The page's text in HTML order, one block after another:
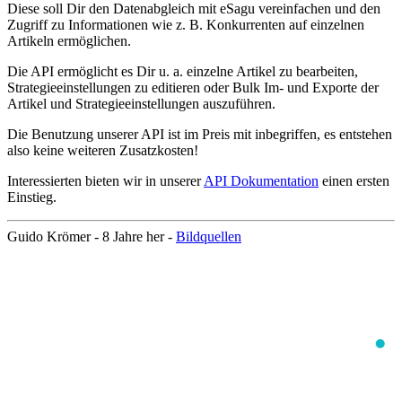
Diese soll Dir den Datenabgleich mit eSagu vereinfachen und den
Zugriff zu Informationen wie z. B. Konkurrenten auf einzelnen
Artikeln ermöglichen.
Die API ermöglicht es Dir u. a. einzelne Artikel zu bearbeiten,
Strategieeinstellungen zu editieren oder Bulk Im- und Exporte der
Artikel und Strategieeinstellungen auszuführen.
Die Benutzung unserer API ist im Preis mit inbegriffen, es entstehen
also keine weiteren Zusatzkosten!
Interessierten bieten wir in unsererAPI Dokumentation einen ersten
Einstieg.
Guido Krömer - 8 Jahre her- Bildquellen